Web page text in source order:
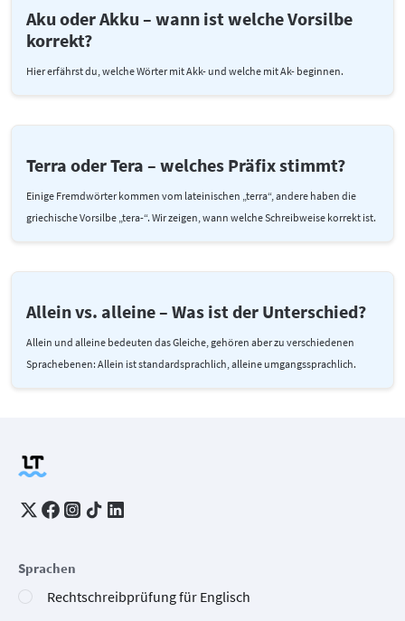
Aku oder Akku – wann ist welche Vorsilbe
korrekt?
Hier erfährst du, welche Wörter mit Akk- und welche mit Ak- beginnen.
Terra oder Tera – welches Präfix stimmt?
Einige Fremdwörter kommen vom lateinischen „terra“, andere haben die
griechische Vorsilbe „tera-“. Wir zeigen, wann welche Schreibweise korrekt ist.
Allein vs. alleine – Was ist der Unterschied?
Allein und alleine bedeuten das Gleiche, gehören aber zu verschiedenen
Sprachebenen: Allein ist standardsprachlich, alleine umgangssprachlich.
Sprachen
Rechtschreibprüfung für Englisch